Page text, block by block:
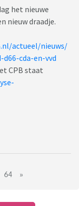
het nieuwe
nieuw draadje.
actueel/nieuws/
cda-en-vvd
CPB staat
64 »